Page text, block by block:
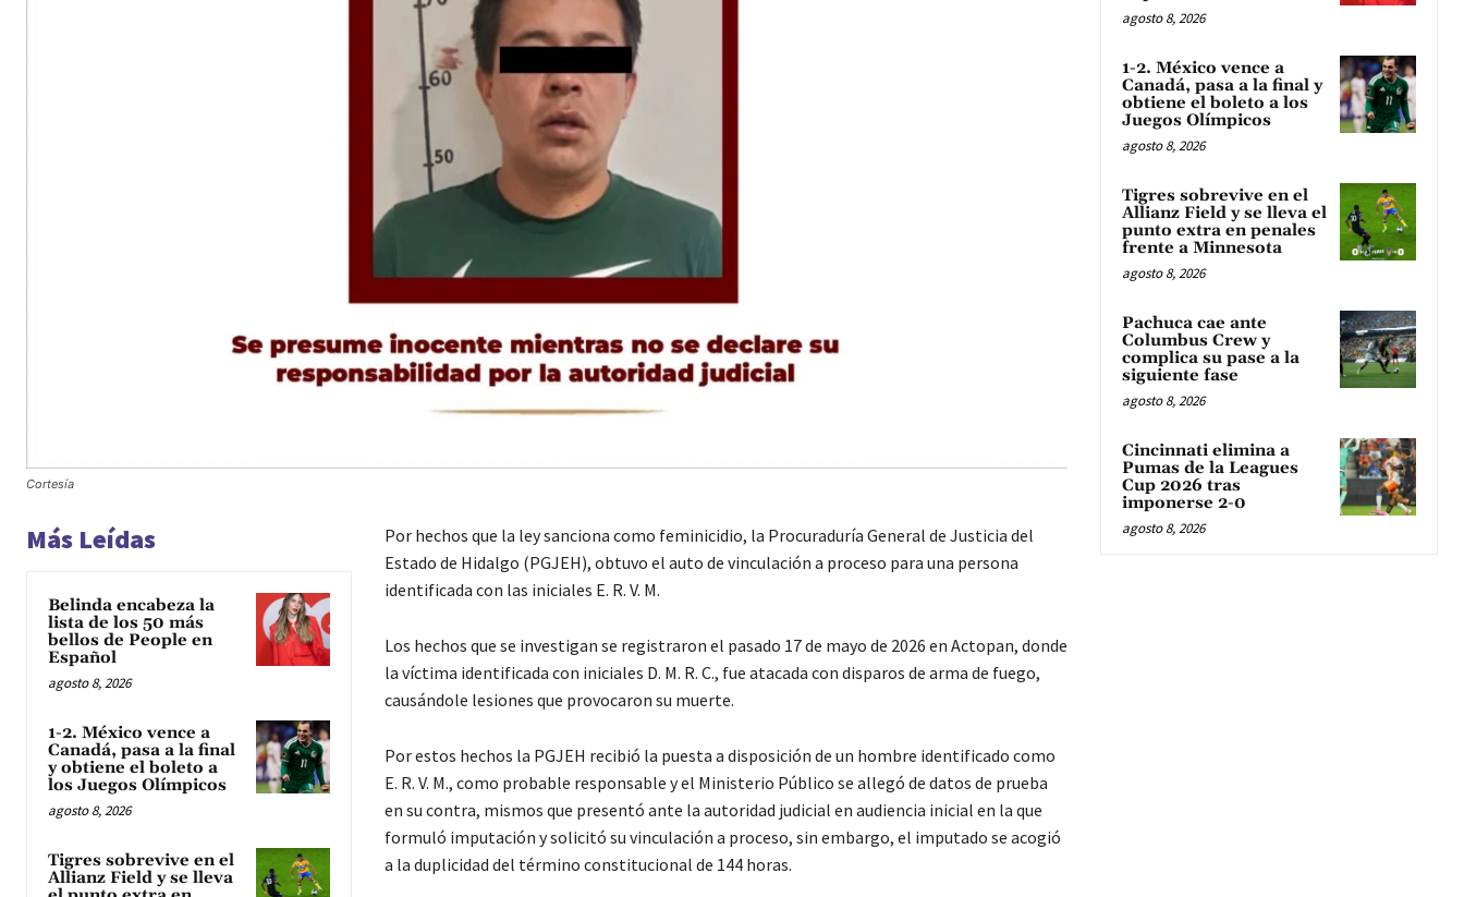
Cortesía
Más Leídas
Belinda encabeza la
lista de los 50 más
bellos de People en
Español
agosto 8, 2026
1-2. México vence a
Canadá, pasa a la final
y obtiene el boleto a
los Juegos Olímpicos
agosto 8, 2026
Tigres sobrevive en el
Allianz Field y se lleva
Por hechos que la ley sanciona como feminicidio, la Procuraduría General de Justicia del
Estado de Hidalgo (PGJEH), obtuvo el auto de vinculación a proceso para una persona
identificada con las iniciales E. R. V. M.
Los hechos que se investigan se registraron el pasado 17 de mayo de 2026 en Actopan, donde
la víctima identificada con iniciales D. M. R. C., fue atacada con disparos de arma de fuego,
causándole lesiones que provocaron su muerte.
Por estos hechos la PGJEH recibió la puesta a disposición de un hombre identificado como
E. R. V. M., como probable responsable y el Ministerio Público se allegó de datos de prueba
en su contra, mismos que presentó ante la autoridad judicial en audiencia inicial en la que
formuló imputación y solicitó su vinculación a proceso, sin embargo, el imputado se acogió
a la duplicidad del término constitucional de 144 horas.
agosto 8, 2026
1-2. México vence a
Canadá, pasa a la final y
obtiene el boleto a los
Juegos Olímpicos
agosto 8, 2026
Tigres sobrevive en el
Allianz Field y se lleva el
punto extra en penales
frente a Minnesota
agosto 8, 2026
Pachuca cae ante
Columbus Crew y
complica su pase a la
siguiente fase
agosto 8, 2026
Cincinnati elimina a
Pumas de la Leagues
Cup 2026 tras
imponerse 2-0
agosto 8, 2026